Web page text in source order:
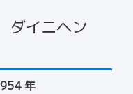
ダイニヘン
年